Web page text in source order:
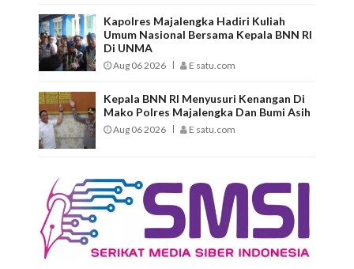
Kapolres Majalengka Hadiri Kuliah
Umum Nasional Bersama Kepala BNN RI
Di UNMA
Aug 06 2026 E satu.com
Kepala BNN RI Menyusuri Kenangan Di
Mako Polres Majalengka Dan Bumi Asih
Aug 06 2026 E satu.com